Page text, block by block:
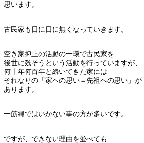
思います。
古民家も日に日に無くなっていきます。
空き家抑止の活動の一環で古民家を
後世に残そうという活動を行っていますが、
何十年何百年と続いてきた家には
それなりの「家への思い＝先祖への思い」が
あります。
一筋縄ではいかない事の方が多いです。
ですが、できない理由を並べても